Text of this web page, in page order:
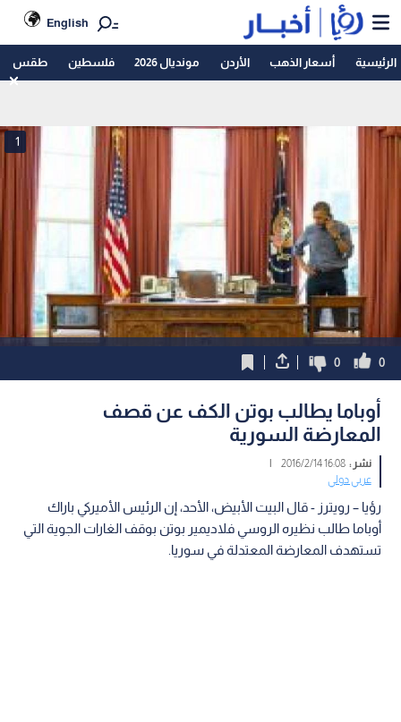
English
الرئيسية أسعار الذهب الأردن مونديال 2026 فلسطين طقس
1
0
0
أوباما يطالب بوتن الكف عن قصف
المعارضة السورية
نشر :16:08 2016/2/14
|
عربي دولي
رؤيا – رويترز - قال البيت الأبيض، الأحد، إن الرئيس الأميركي باراك
أوباما طالب نظيره الروسي فلاديمير بوتن بوقف الغارات الجوية التي
تستهدف المعارضة المعتدلة في سوريا.